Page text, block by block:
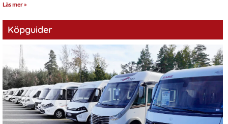
Läs mer »
Köpguider